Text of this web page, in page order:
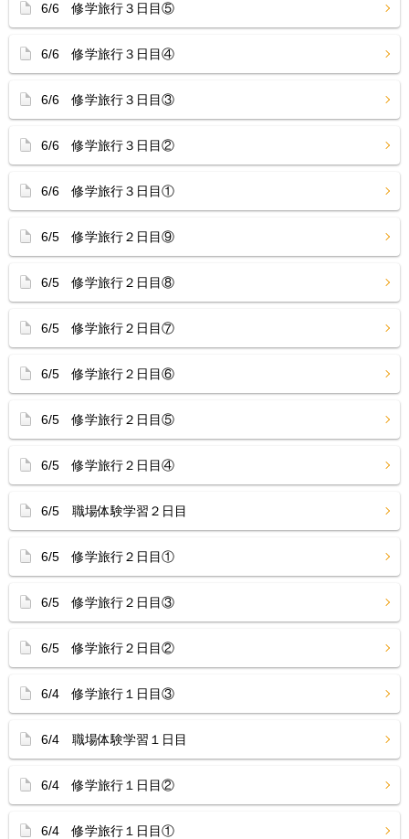
6/6 修学旅行３日目⑤
6/6 修学旅行３日目④
6/6 修学旅行３日目③
6/6 修学旅行３日目②
6/6 修学旅行３日目①
6/5 修学旅行２日目⑨
6/5 修学旅行２日目⑧
6/5 修学旅行２日目⑦
6/5 修学旅行２日目⑥
6/5 修学旅行２日目⑤
6/5 修学旅行２日目④
6/5 職場体験学習２日目
6/5 修学旅行２日目①
6/5 修学旅行２日目③
6/5 修学旅行２日目②
6/4 修学旅行１日目③
6/4 職場体験学習１日目
6/4 修学旅行１日目②
6/4 修学旅行１日目①